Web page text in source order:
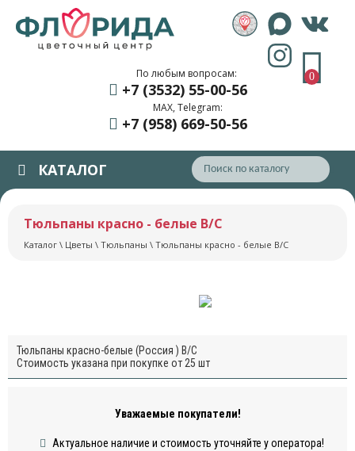
По любым вопросам:
+7 (3532) 55-00-56
MAX, Telegram:
+7 (958) 669-50-56
0
КАТАЛОГ
Тюльпаны красно - белые В/С
Каталог \ Цветы \ Тюльпаны \ Тюльпаны красно - белые В/С
Тюльпаны красно-белые (Россия ) В/С
Стоимость указана при покупке от 25 шт
Уважаемые покупатели!
Актуальное наличие и стоимость уточняйте у оператора!